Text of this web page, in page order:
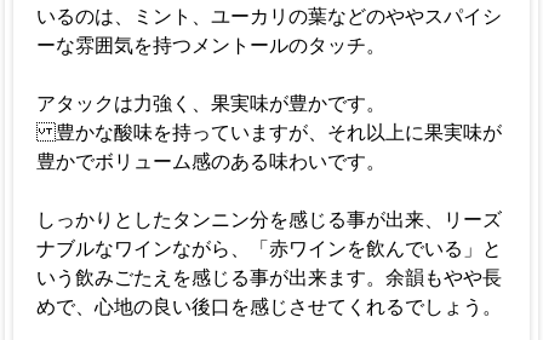
いるのは、ミント、ユーカリの葉などのややスパイシ
ーな雰囲気を持つメントールのタッチ。
アタックは力強く、果実味が豊かです。
豊かな酸味を持っていますが、それ以上に果実味が
豊かでボリューム感のある味わいです。
しっかりとしたタンニン分を感じる事が出来、リーズ
ナブルなワインながら、「赤ワインを飲んでいる」と
いう飲みごたえを感じる事が出来ます。余韻もやや長
めで、心地の良い後口を感じさせてくれるでしょう。